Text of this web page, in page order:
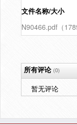
文件名称/大小
N90466.pdf（
所有评论(0)
暂无评论